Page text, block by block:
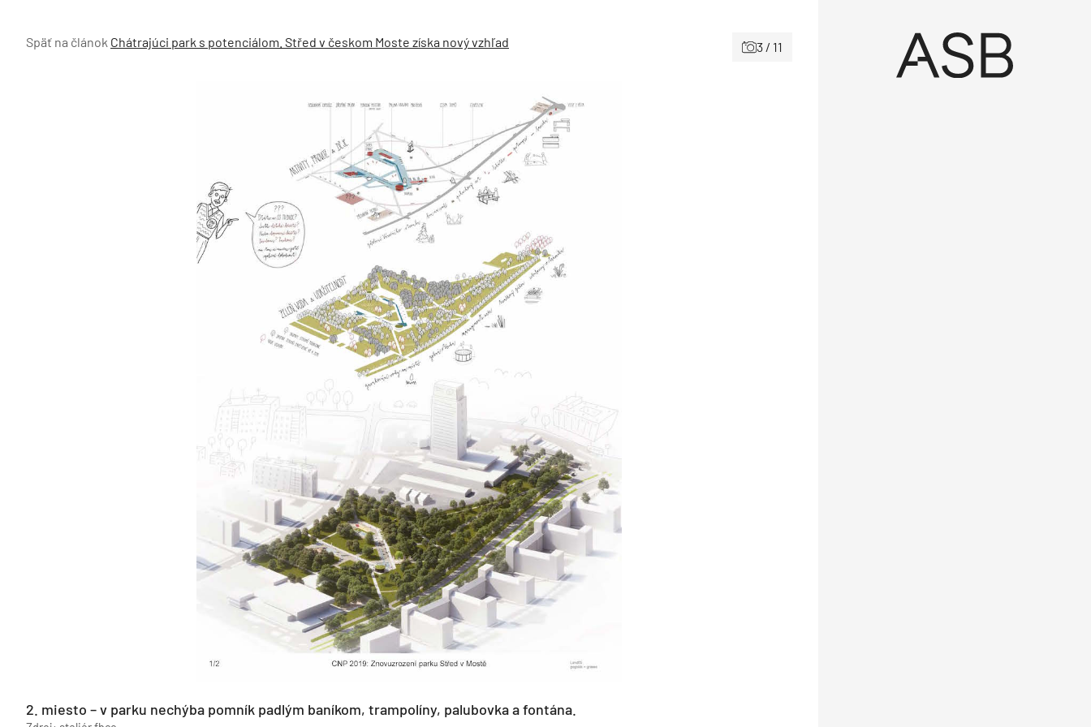
Späť na článok Chátrajúci park s potenciálom. Střed v českom Moste získa nový vzhľad 3 / 11
2. miesto – v parku nechýba pomník padlým baníkom, trampolíny, palubovka a fontána.